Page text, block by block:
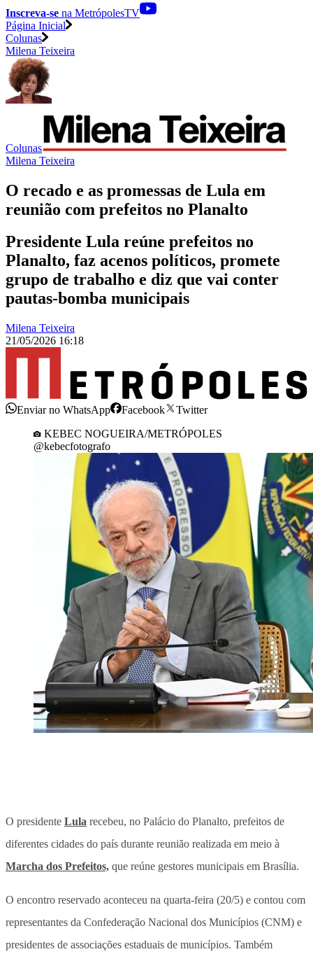
Inscreva-se na MetrópolesTV
Página Inicial
Colunas
Milena Teixeira
Colunas
Milena Teixeira
O recado e as promessas de Lula em
reunião com prefeitos no Planalto
Presidente Lula reúne prefeitos no
Planalto, faz acenos políticos, promete
grupo de trabalho e diz que vai conter
pautas-bomba municipais
Milena Teixeira
21/05/2026 16:18
Enviar no WhatsApp Facebook
Twitter
KEBEC NOGUEIRA/METRÓPOLES
@kebecfotografo
O presidente Lula recebeu, no Palácio do Planalto, prefeitos de
diferentes cidades do país durante reunião realizada em meio à
Marcha dos Prefeitos, que reúne gestores municipais em Brasília.
O encontro reservado aconteceu na quarta-feira (20/5) e contou com
representantes da Confederação Nacional dos Municípios (CNM) e
presidentes de associações estaduais de municípios. Também